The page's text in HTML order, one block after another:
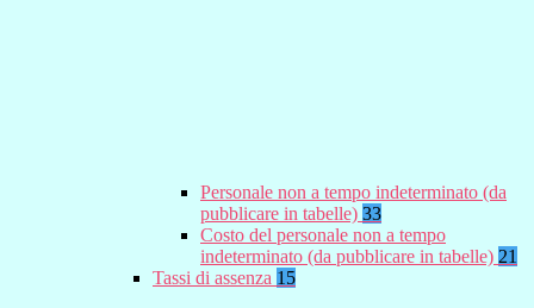
Personale non a tempo indeterminato (da
pubblicare in tabelle) 33
Costo del personale non a tempo
indeterminato (da pubblicare in tabelle) 21
Tassi di assenza 15